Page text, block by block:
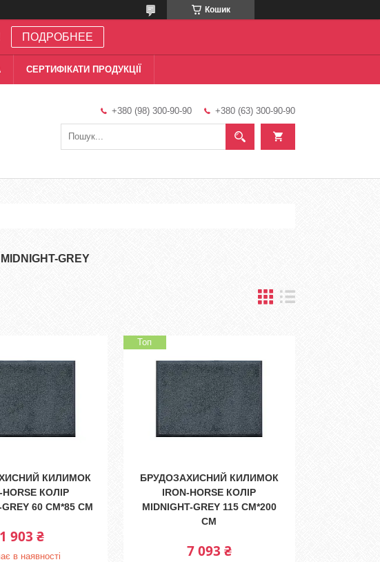
Кошик
ПОДРОБНЕЕ
СЕРТИФІКАТИ ПРОДУКЦІЇ
+380 (98) 300-90-90 +380 (63) 300-90-90
GREY
КИЛИМОК
HORSE КОЛІР
GREY 60 СМ*85 СМ
1 903 ₴
в наявності
Топ
БРУДОЗАХИСНИЙ КИЛИМОК
IRON-HORSE КОЛІР
MIDNIGHT-GREY 115 СМ*200
СМ
7 093 ₴